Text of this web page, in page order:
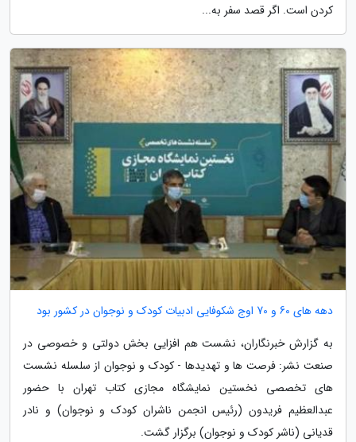
کردن است. اگر قصد سفر به...
دهه های 60 و 70 اوج شکوفایی ادبیات کودک و نوجوان در کشور بود
به گزارش خبرنگاران، نشست هم افزایی بخش دولتی و خصوصی در
صنعت نشر: فرصت ها و تهدیدها - کودک و نوجوان از سلسله نشست
های تخصصی نخستین نمایشگاه مجازی کتاب تهران با حضور
عبدالعظیم فریدون (رئیس انجمن ناشران کودک و نوجوان) و نادر
قدیانی (ناشر کودک و نوجوان) برگزار گشت.